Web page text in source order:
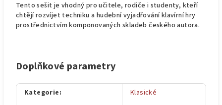
Tento sešit je vhodný pro učitele, rodiče i studenty, kteří
chtějí rozvíjet techniku a hudební vyjadřování klavírní hry
prostřednictvím komponovaných skladeb českého autora.
Doplňkové parametry
Kategorie:
Klasické